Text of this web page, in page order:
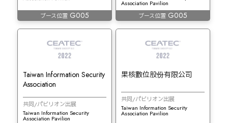
ブース位置G005
Association Pavilion
ブース位置G005
Taiwan Information Security
Association
共同/パビリオン出展
Taiwan Information Security
Association Pavilion
果核數位股份有限公司
共同/パビリオン出展
Taiwan Information Security
Association Pavilion